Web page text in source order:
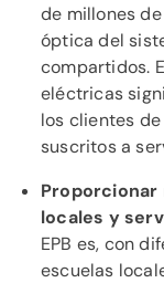
de millones
óptica del
compartidos.
eléctricas
los clientes
suscritos a
Proporcionar
locales y
EPB es, con
escuelas